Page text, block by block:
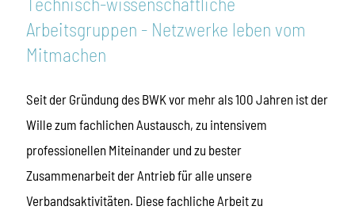
Arbeitsgruppen - Netzwerke leben vom
Mitmachen
Seit der Gründung des BWK vor mehr als 100 Jahren ist der
Wille zum fachlichen Austausch, zu intensivem
professionellen Miteinander und zu bester
Zusammenarbeit der Antrieb für alle unsere
Verbandsaktivitäten. Diese fachliche Arbeit zu